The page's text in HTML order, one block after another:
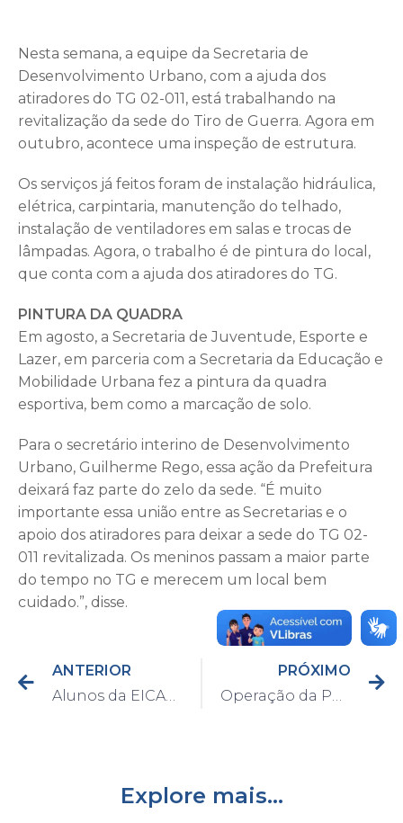
Nesta semana, a equipe da Secretaria de
Desenvolvimento Urbano, com a ajuda dos
atiradores do TG 02-011, está trabalhando na
revitalização da sede do Tiro de Guerra. Agora em
outubro, acontece uma inspeção de estrutura.
Os serviços já feitos foram de instalação hidráulica,
elétrica, carpintaria, manutenção do telhado,
instalação de ventiladores em salas e trocas de
lâmpadas. Agora, o trabalho é de pintura do local,
que conta com a ajuda dos atiradores do TG.
PINTURA DA QUADRA
Em agosto, a Secretaria de Juventude, Esporte e
Lazer, em parceria com a Secretaria da Educação e
Mobilidade Urbana fez a pintura da quadra
esportiva, bem como a marcação de solo.
Para o secretário interino de Desenvolvimento
Urbano, Guilherme Rego, essa ação da Prefeitura
deixará faz parte do zelo da sede. “É muito
importante essa união entre as Secretarias e o
apoio dos atiradores para deixar a sede do TG 02-
011 revitalizada. Os meninos passam a maior parte
do tempo no TG e merecem um local bem
cuidado.”, disse.
ANTERIOR
PRÓXIMO
Explore mais...